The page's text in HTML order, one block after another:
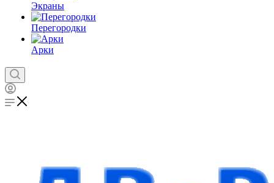
Экраны
Перегородки
Арки